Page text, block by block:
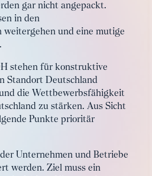
gar nicht angepackt.
in den
weitergehen und eine mutige
stehen für konstruktive
Standort Deutschland
die Wettbewerbsfähigkeit
zu stärken. Aus Sicht
Punkte prioritär
der Unternehmen und Betriebe
werden. Ziel muss ein